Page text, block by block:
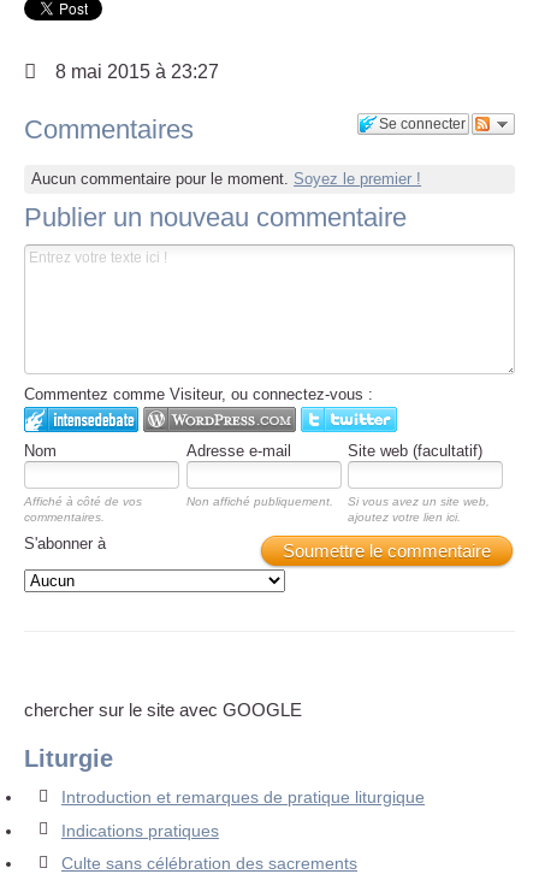
8 mai 2015 à 23:27
Se connecter
Commentaires
Aucun commentaire pour le moment. Soyez le premier !
Publier un nouveau commentaire
Commentez comme Visiteur, ou connectez-vous :
Nom Adresse e-mail Site web (facultatif)
Affiché à côté de vos
commentaires.
Non affiché publiquement.
Si vous avez un site web,
ajoutez votre lien ici.
Soumettre le commentaire
S'abonner à
chercher sur le site avec GOOGLE
Liturgie
Introduction et remarques de pratique liturgique
Indications pratiques
Culte sans célébration des sacrements